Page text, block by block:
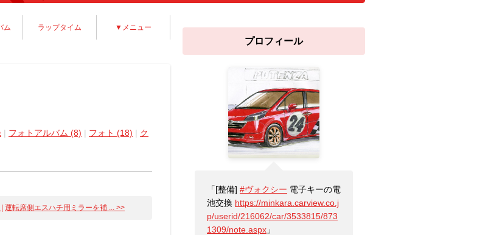
ム ラップタイム ▼メニュー
| フォトアルバム (8) | フォト (18) | ク
運転席側エスハチ用ミラーを補 ... >>
プロフィール
「[整備] #ヴォクシー 電子キーの電
池交換 https://minkara.carview.co.j
p/userid/216062/car/3533815/873
1309/note.aspx 」